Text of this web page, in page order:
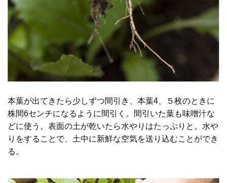
本葉が出てきたら少しずつ間引き、本葉4、５枚のときに
株間6センチになるように間引く。間引いた葉も味噌汁な
どに使う。表面の土が乾いたら水やりはたっぷりと。水や
りをすることで、土中に新鮮な空気を送り込むことができ
る。